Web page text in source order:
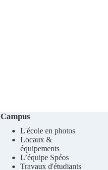
Campus
L'école en photos
Locaux &
équipements
L’équipe Spéos
Travaux d'étudiants